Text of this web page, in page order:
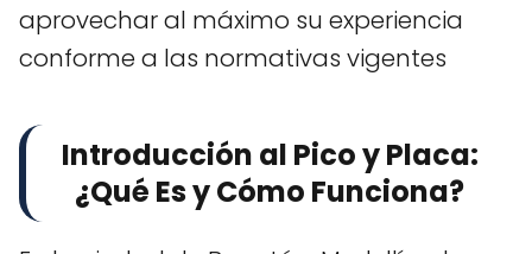
aprovechar al máximo su experiencia
conforme a las normativas vigentes
Introducción al Pico y Placa:
¿Qué Es y Cómo Funciona?